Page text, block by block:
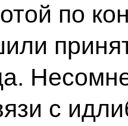
по
с